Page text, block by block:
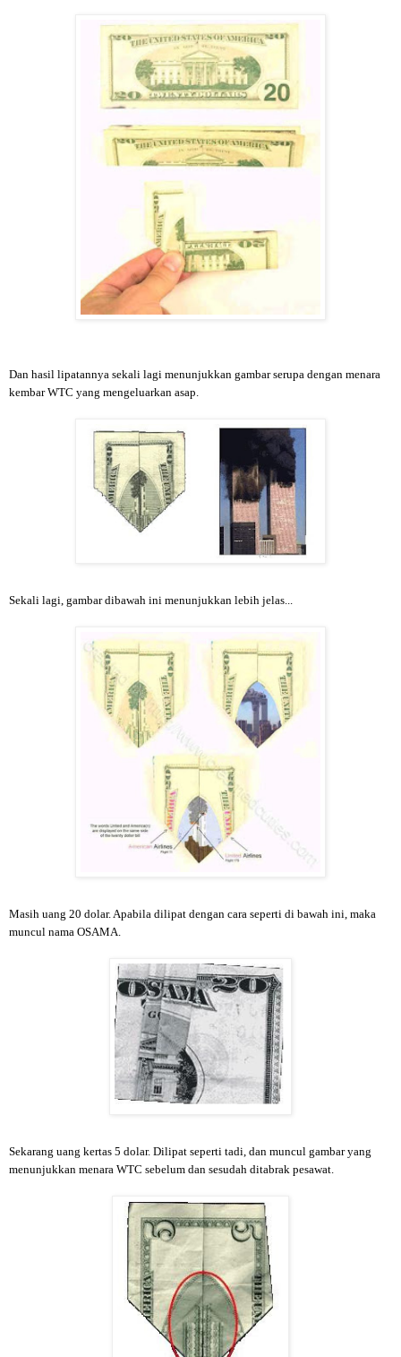
Dan hasil lipatannya sekali lagi menunjukkan gambar serupa dengan menara
kembar WTC yang mengeluarkan asap.
Sekali lagi, gambar dibawah ini menunjukkan lebih jelas...
Masih uang 20 dolar. Apabila dilipat dengan cara seperti di bawah ini, maka
muncul nama OSAMA.
Sekarang uang kertas 5 dolar. Dilipat seperti tadi, dan muncul gambar yang
menunjukkan menara WTC sebelum dan sesudah ditabrak pesawat.